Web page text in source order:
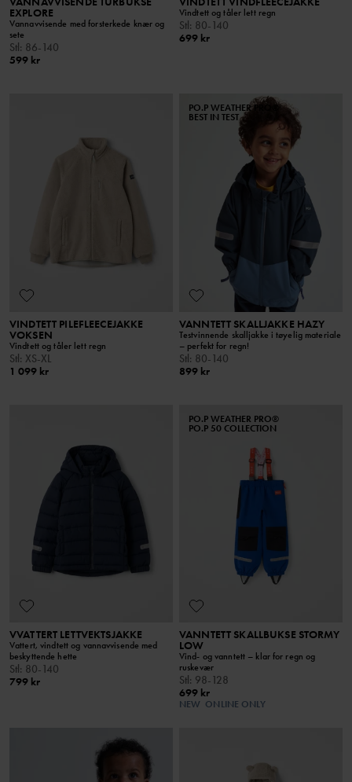
EXPLORE
Vannavvisende med forsterkede knær og
sete
Stl: 86-140
599 kr
Vindtett og tåler lett regn
Stl: 80-140
699 kr
VINDTETT PILEFLEECEJAKKE
VOKSEN
Vindtett og tåler lett regn
Stl: XS-XL
1 099 kr
PO.P WEATHER PRO®
BEST IN TEST
VANNTETT SKALLJAKKE HAZY
Testvinnende skalljakke i tøyelig materiale
– perfekt for regn!
Stl: 80-140
899 kr
VVATTERT LETTVEKTSJAKKE
Vattert, vindtett og vannavvisende med
beskyttende hette
Stl: 80-140
799 kr
PO.P WEATHER PRO®
PO.P 50 COLLECTION
VANNTETT SKALLBUKSE STORMY
LOW
Vind- og vanntett – klar for regn og
ruskevær
Stl: 98-128
699 kr
NEW ONLINE ONLY